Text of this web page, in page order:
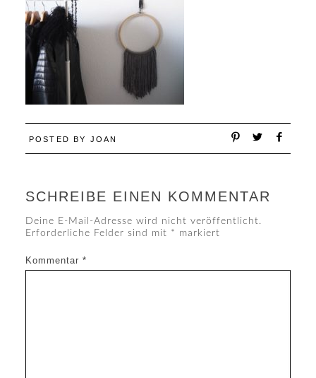
POSTED BY JOAN
SCHREIBE EINEN KOMMENTAR
Deine E-Mail-Adresse wird nicht veröffentlicht.
Erforderliche Felder sind mit * markiert
Kommentar *